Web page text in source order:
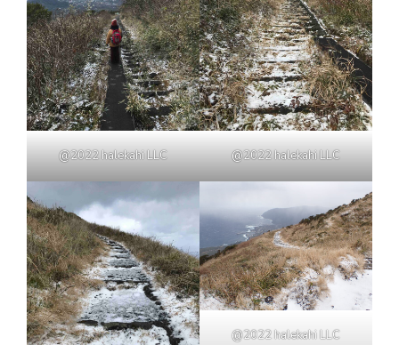
@2022 halekahi LLC @2022 halekahi LLC
@2022 halekahi LLC